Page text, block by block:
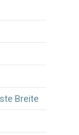
Breite